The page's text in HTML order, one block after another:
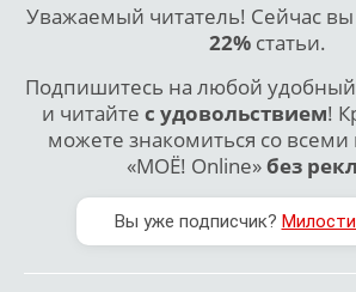
Уважаемый читатель! Сейчас
22% статьи.
Подпишитесь на любой удобный
и читайте с удовольствием!
можете знакомиться со
«МОЁ! Online»без
Вы уже подписчик?